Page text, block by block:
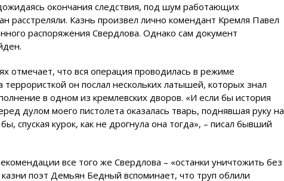
окончания следствия, под шум работающих
расстреляли. Казнь произвел лично комендант Кремля Павел
распоряжения Свердлова. Однако сам документ
отмечает, что вся операция проводилась в режиме
террористкой он послал нескольких латышей, которых знал
в одном из кремлевских дворов. «И если бы история
дулом моего пистолета оказалась тварь, поднявшая руку на
спуская курок, как не дрогнула она тогда», – писал бывший
все того же Свердлова – «останки уничтожить без
поэт Демьян Бедный вспоминает, что труп облили